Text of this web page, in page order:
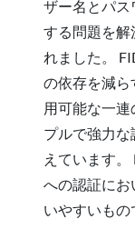
ザー名とパ
する問題を解
れました。
の依存を減ら
用可能な一
プルで強力
えています
への認証にお
いやすいもの